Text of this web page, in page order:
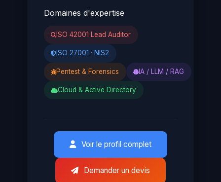
Domaines d'expertise
ISO 42001 Lead Auditor
ISO 27001 · NIS2
Pentest & Forensics IA / LLM / RAG
Cloud & Active Directory
Voir le profil complet
Demander un devis